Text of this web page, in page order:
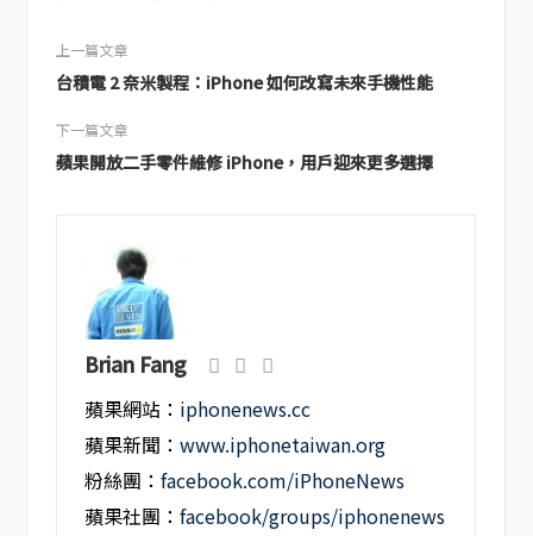
上一篇文章
台積電 2 奈米製程：iPhone 如何改寫未來手機性能
下一篇文章
蘋果開放二手零件維修 iPhone，用戶迎來更多選擇
Brian Fang
蘋果網站： iphonenews.cc
蘋果新聞：www.iphonetaiwan.org
粉絲團：facebook.com/iPhoneNews
蘋果社團：facebook/groups/iphonenews